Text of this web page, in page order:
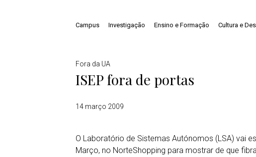
Campus Investigação Ensino e Formação Cultura e
Fora da UA
ISEP fora de portas
14 março 2009
O Laboratório de Sistemas Autónomos (LSA) vai
Março, no NorteShopping para mostrar de que